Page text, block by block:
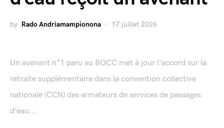
by Rado Andriamampionona 17 juillet 2026
Un avenant n°1 paru au BOCC met à jour l'accord sur la
retraite supplémentaire dans la convention collective
nationale (CCN) des armateurs de services de passages
d’eau...